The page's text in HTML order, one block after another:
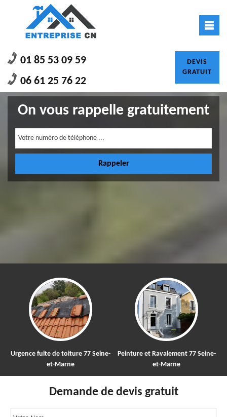
01 85 53 09 59
06 61 25 76 22
DEVIS
GRATUIT
On vous rappelle gratuitement
fuite de toiture 77 Seine-
et-Marne
Peinture et Ravalement 77 Seine-
et-Marne
Demande de devis gratuit